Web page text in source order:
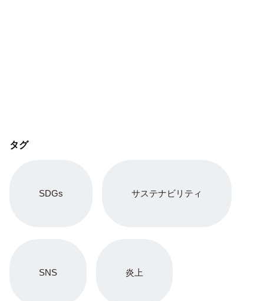
タグ
SDGs サステナビリティ
SNS 炎上